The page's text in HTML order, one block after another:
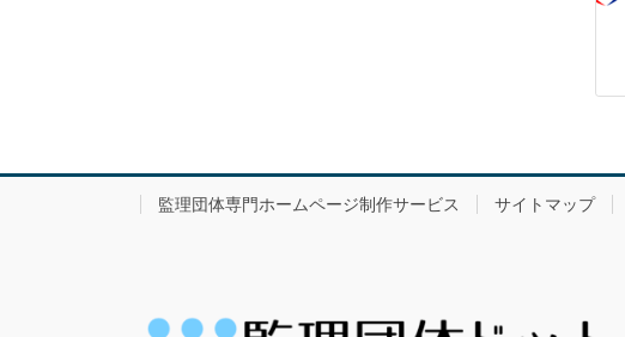
監理団体専門ホームページ制作サービス サイトマップ